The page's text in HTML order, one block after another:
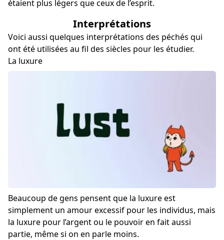
étaient plus légers que ceux de l’esprit.
Interprétations
Voici aussi quelques interprétations des péchés qui
ont été utilisées au fil des siècles pour les étudier.
La luxure
Beaucoup de gens pensent que la luxure est
simplement un amour excessif pour les individus, mais
la luxure pour l’argent ou le pouvoir en fait aussi
partie, même si on en parle moins.